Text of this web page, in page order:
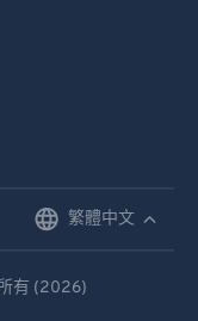
繁體中文
有 (2026)